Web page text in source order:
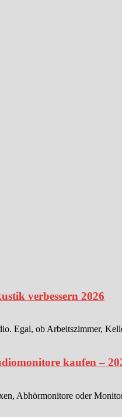
verbessern 2026
Egal, ob Arbeitszimmer,
kaufen –
Abhörmonitore oder